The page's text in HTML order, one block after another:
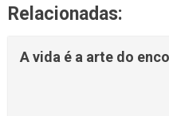
Relacionadas:
A vida é a arte do